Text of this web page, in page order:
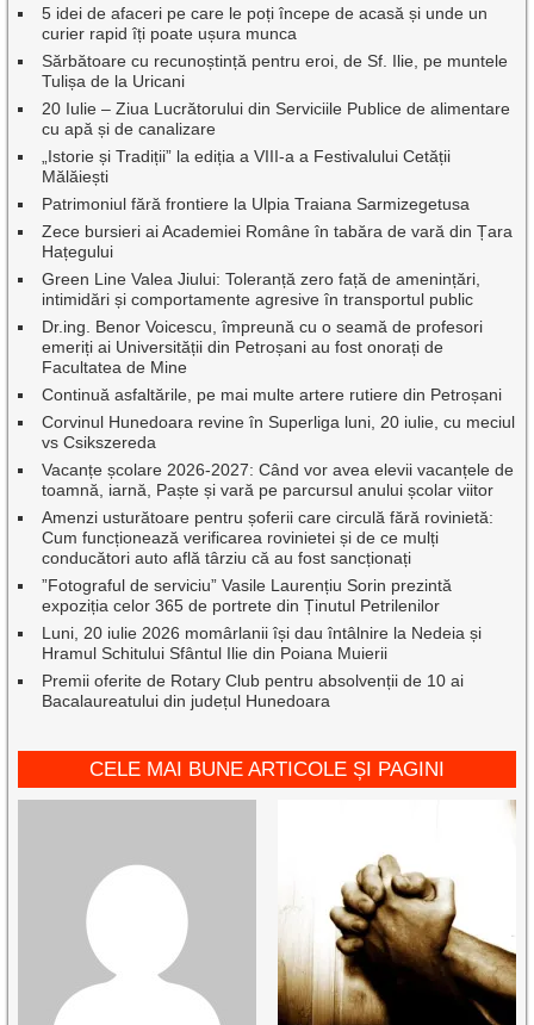
5 idei de afaceri pe care le poți începe de acasă și unde un
curier rapid îți poate ușura munca
Sărbătoare cu recunoștință pentru eroi, de Sf. Ilie, pe muntele
Tulișa de la Uricani
20 Iulie – Ziua Lucrătorului din Serviciile Publice de alimentare
cu apă și de canalizare
„Istorie și Tradiții” la ediția a VIII-a a Festivalului Cetății
Mălăiești
Patrimoniul fără frontiere la Ulpia Traiana Sarmizegetusa
Zece bursieri ai Academiei Române în tabăra de vară din Țara
Hațegului
Green Line Valea Jiului: Toleranță zero față de amenințări,
intimidări și comportamente agresive în transportul public
Dr.ing. Benor Voicescu, împreună cu o seamă de profesori
emeriți ai Universității din Petroșani au fost onorați de
Facultatea de Mine
Continuă asfaltările, pe mai multe artere rutiere din Petroșani
Corvinul Hunedoara revine în Superliga luni, 20 iulie, cu meciul
vs Csikszereda
Vacanțe școlare 2026-2027: Când vor avea elevii vacanțele de
toamnă, iarnă, Paște și vară pe parcursul anului școlar viitor
Amenzi usturătoare pentru șoferii care circulă fără rovinietă:
Cum funcționează verificarea rovinietei și de ce mulți
conducători auto află târziu că au fost sancționați
”Fotograful de serviciu” Vasile Laurențiu Sorin prezintă
expoziția celor 365 de portrete din Ținutul Petrilenilor
Luni, 20 iulie 2026 momârlanii își dau întâlnire la Nedeia și
Hramul Schitului Sfântul Ilie din Poiana Muierii
Premii oferite de Rotary Club pentru absolvenții de 10 ai
Bacalaureatului din județul Hunedoara
CELE MAI BUNE ARTICOLE ȘI PAGINI